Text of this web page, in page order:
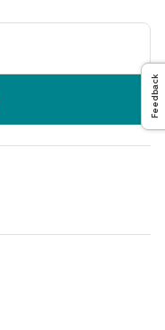
Feedback